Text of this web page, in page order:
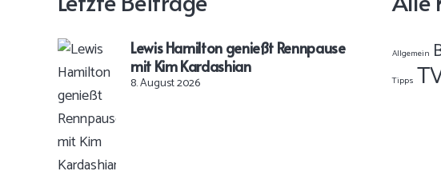
Lewis Hamilton genießt Rennpause
mit Kim Kardashian
8. August 2026
Allgemein
Tipps